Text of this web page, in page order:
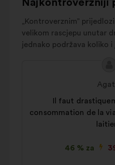
animal
Najkontroverzniji
„Kontroverznim”
velikom rascjepu unutar
jednako podržava koliko i
Il faut
consommation de la
46 % za
skupno
građanskih
Društvene